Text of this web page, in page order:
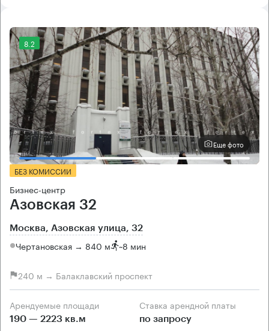
8.2
Еще фото
БЕЗ КОМИССИИ
Бизнес-центр
Азовская 32
Москва, Азовская улица, 32
Чертановская → 840 м ~8 мин
240 м → Балаклавский проспект
Арендуемые площади
190 — 2223 кв.м
Ставка арендной платы
по запросу